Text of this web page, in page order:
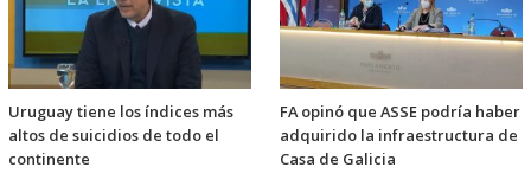
Uruguay tiene los índices más
altos de suicidios de todo el
continente
FA opinó que ASSE podría haber
adquirido la infraestructura de
Casa de Galicia